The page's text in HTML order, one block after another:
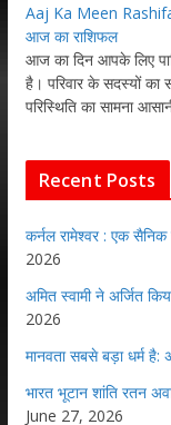
Aaj Ka Meen Rashifal:
आज का राशिफल
आज का दिन आपके लिए
है। परिवार के सदस्यों
परिस्थिति का सामना
Recent Posts
कर्नल रामेश्वर : एक
2026
अमित स्वामी ने अर्जित
2026
मानवता सबसे बड़ा धर्म है:
भारत भूटान शांति रतन
June 27, 2026